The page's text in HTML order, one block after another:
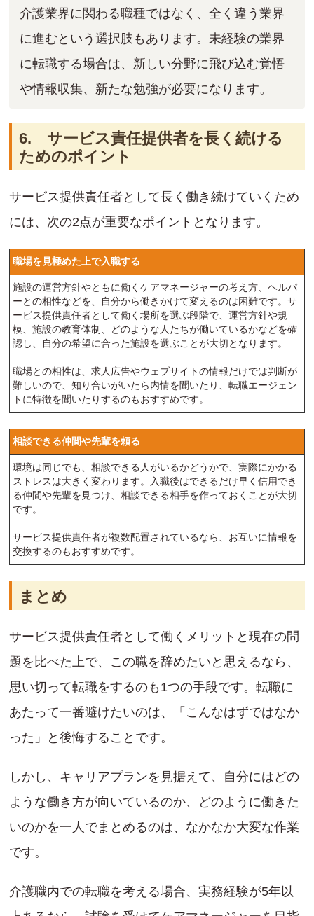
介護業界に関わる職種ではなく、全く違う業界
に進むという選択肢もあります。未経験の業界
に転職する場合は、新しい分野に飛び込む覚悟
や情報収集、新たな勉強が必要になります。
6. サービス責任提供者を長く続ける
ためのポイント
サービス提供責任者として長く働き続けていくため
には、次の2点が重要なポイントとなります。
職場を見極めた上で入職する
施設の運営方針やともに働くケアマネージャーの考え方、ヘルパ
ーとの相性などを、自分から働きかけて変えるのは困難です。サ
ービス提供責任者として働く場所を選ぶ段階で、運営方針や規
模、施設の教育体制、どのような人たちが働いているかなどを確
認し、自分の希望に合った施設を選ぶことが大切となります。
職場との相性は、求人広告やウェブサイトの情報だけでは判断が
難しいので、知り合いがいたら内情を聞いたり、転職エージェン
トに特徴を聞いたりするのもおすすめです。
相談できる仲間や先輩を頼る
環境は同じでも、相談できる人がいるかどうかで、実際にかかる
ストレスは大きく変わります。入職後はできるだけ早く信用でき
る仲間や先輩を見つけ、相談できる相手を作っておくことが大切
です。
サービス提供責任者が複数配置されているなら、お互いに情報を
交換するのもおすすめです。
まとめ
サービス提供責任者として働くメリットと現在の問
題を比べた上で、この職を辞めたいと思えるなら、
思い切って転職をするのも1つの手段です。転職に
あたって一番避けたいのは、「こんなはずではなか
った」と後悔することです。
しかし、キャリアプランを見据えて、自分にはどの
ような働き方が向いているのか、どのように働きた
いのかを一人でまとめるのは、なかなか大変な作業
です。
介護職内での転職を考える場合、実務経験が5年以